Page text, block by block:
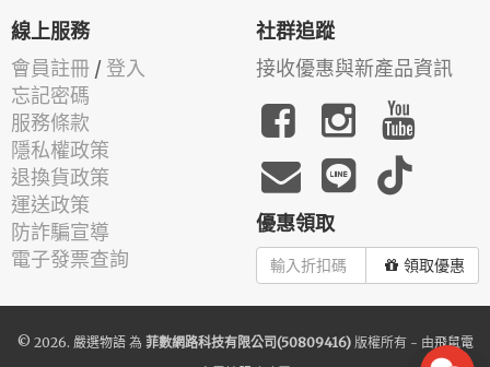
線上服務
會員註冊 / 登入
忘記密碼
服務條款
隱私權政策
退換貨政策
運送政策
防詐騙宣導
電子發票查詢
社群追蹤
接收優惠與新產品資訊
優惠領取
領取優惠
© 2026. 嚴選物語為 菲數網路科技有限公司(50809416)版權所有 - 由飛鼠電